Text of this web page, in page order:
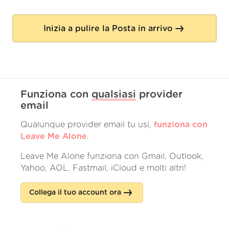
Inizia a pulire la Posta in arrivo
Funziona con qualsiasi provider
email
Qualunque provider email tu usi, funziona con
Leave Me Alone.
Leave Me Alone funziona con Gmail, Outlook,
Yahoo, AOL, Fastmail, iCloud e molti altri!
Collega il tuo account ora